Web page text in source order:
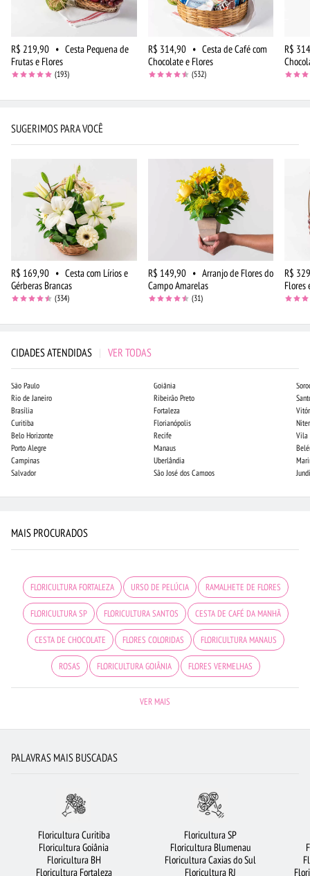
R$ 219,90 • Cesta Pequena de
Frutas e Flores
(193)
R$ 314,90 • Cesta de Café com
Chocolate e Flores
(532)
R$
SUGERIMOS PARA VOCÊ
R$ 169,90 • Cesta com Lírios e
Gérberas Brancas
(334)
R$ 149,90 • Arranjo de Flores do
Campo Amarelas
(31)
R$
Flores
CIDADES ATENDIDAS | VER TODAS
São Paulo
Rio de Janeiro
Brasília
Curitiba
Belo Horizonte
Porto Alegre
Campinas
Salvador
Goiânia
Ribeirão Preto
Fortaleza
Florianópolis
Recife
Manaus
Uberlândia
São José dos Campos
Vila
MAIS PROCURADOS
FLORICULTURA FORTALEZA URSO DE PELÚCIA RAMALHETE DE FLORES
FLORICULTURA SP FLORICULTURA SANTOS CESTA DE CAFÉ DA MANHÃ
CESTA DE CHOCOLATE FLORES COLORIDAS FLORICULTURA MANAUS
ROSAS FLORICULTURA GOIÂNIA FLORES VERMELHAS
FLORICULTURA CURITIBA FLORICULTURA SÃO JOSÉ DOS CAMPOS
FLORES BRANCAS FLORICULTURA BELÉM FLORICULTURA BRASÍLIA
VER MAIS
PALAVRAS MAIS BUSCADAS
Floricultura Curitiba
Floricultura Goiânia
Floricultura BH
Floricultura Fortaleza
Floricultura SP
Floricultura Blumenau
Floricultura Caxias do Sul
Floricultura RJ